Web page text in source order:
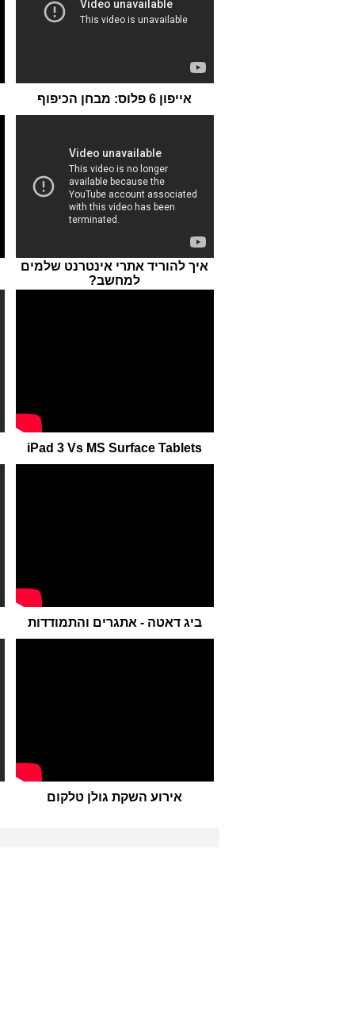
אייפון 6 פלוס: מבחן הכיפוף
איך להוריד אתרי אינטרנט שלמים
למחשב?
iPad 3 Vs MS Surface Tablets
ביג דאטה - אתגרים והתמודדות
אירוע השקת גולן טלקום